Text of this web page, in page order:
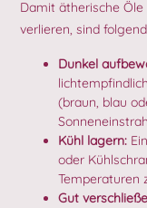
Damit ätherische
verlieren, sind
Dunkel
(braun, blau
Kühl lagern:
oder
Temperaturen
Gut